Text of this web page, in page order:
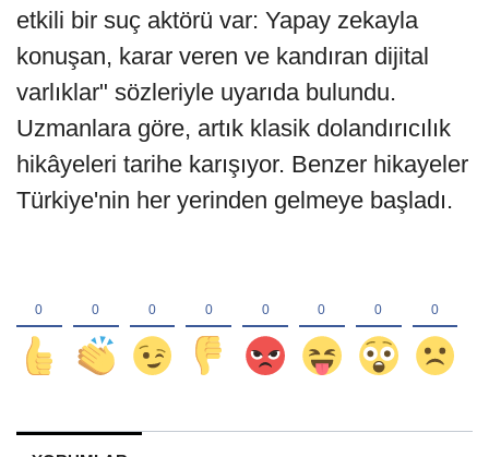
etkili bir suç aktörü var: Yapay zekayla
konuşan, karar veren ve kandıran dijital
varlıklar" sözleriyle uyarıda bulundu.
Uzmanlara göre, artık klasik dolandırıcılık
hikâyeleri tarihe karışıyor. Benzer hikayeler
Türkiye'nin her yerinden gelmeye başladı.